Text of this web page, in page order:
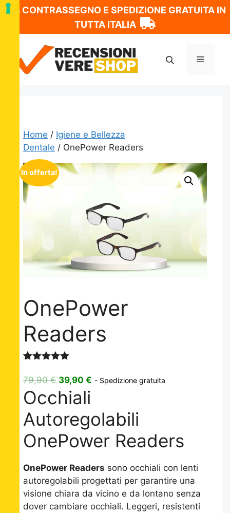
CONTRASSEGNO E SPEDIZIONE GRATUITA IN
TUTTA ITALIA
contenuto
Menu
Home / Igiene e Bellezza
Dentale / OnePower Readers
In offerta!
OnePower
Readers
5.00su 5
su base
di
recensioni
79,90€ Il
prezzo
originale
era:
79,90 €.
39,90 € Il
è:
- Spedizione gratuita
Occhiali
Autoregolabili
OnePower Readers
OnePower Readers sono occhiali con lenti
autoregolabili progettati per garantire una
visione chiara da vicino e da lontano senza
dover cambiare occhiali. Leggeri, resistenti